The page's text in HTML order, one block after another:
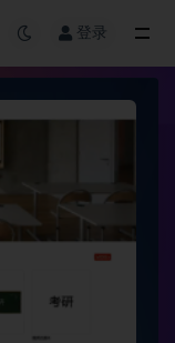
登录